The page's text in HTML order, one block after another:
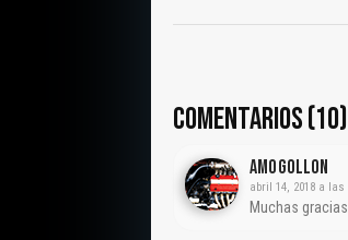
COMENTARIOS (10)
Amogollon
abril 14, 2018 a las
Muchas